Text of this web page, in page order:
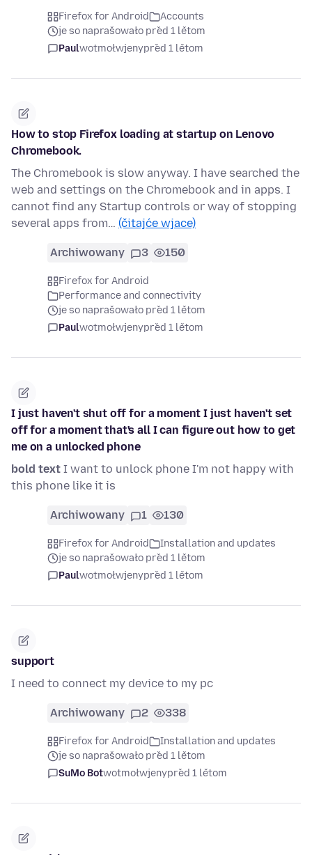
Firefox for Android
Accounts
je so naprašowało před 1 lětom
Paulwotmołwjenypřed 1 lětom
How to stop Firefox loading at startup on Lenovo
Chromebook.
The Chromebook is slow anyway. I have searched the
web and settings on the Chromebook and in apps. I
cannot find any Startup controls or way of stopping
several apps from… (čitajće wjace)
Archiwowany 3 150
Firefox for Android
Performance and connectivity
je so naprašowało před 1 lětom
Paulwotmołwjenypřed 1 lětom
I just haven't shut off for a moment I just haven't set
off for a moment that's all I can figure out how to get
me on a unlocked phone
bold text I want to unlock phone I'm not happy with
this phone like it is
Archiwowany 1 130
Firefox for Android
Installation and updates
je so naprašowało před 1 lětom
Paulwotmołwjenypřed 1 lětom
support
I need to connect my device to my pc
Archiwowany 2 338
Firefox for Android
Installation and updates
je so naprašowało před 1 lětom
SuMo Botwotmołwjenypřed 1 lětom